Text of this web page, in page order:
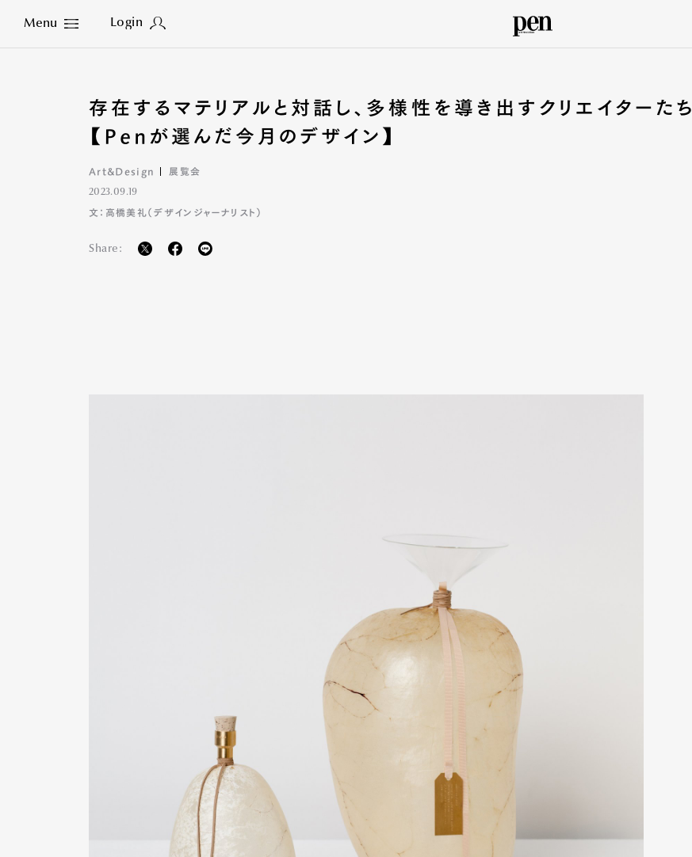
Menu Login
Close
存在するマテリアルと対話し、多様性を導き出すクリエイターたち
【Penが選んだ今月のデザイン】
Art&Design 展覧会
2023.09.19
文：高橋美礼（デザインジャーナリスト）
Share: